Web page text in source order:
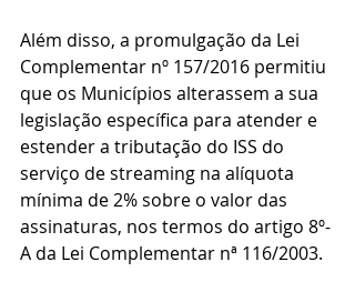
Além disso, a promulgação da Lei
Complementar nº 157/2016 permitiu
que os Municípios alterassem a sua
legislação específica para atender e
estender a tributação do ISS do
serviço de streaming na alíquota
mínima de 2% sobre o valor das
assinaturas, nos termos do artigo 8º-
A da Lei Complementar nª 116/2003.